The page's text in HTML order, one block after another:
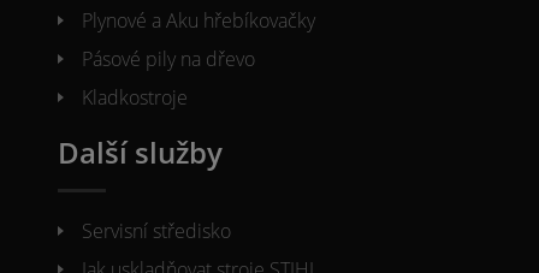
Plynové a Aku hřebíkovačky
Pásové pily na dřevo
Kladkostroje
Další služby
Servisní středisko